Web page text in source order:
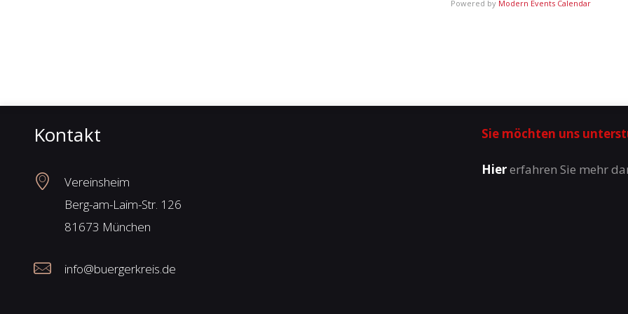
Powered by Modern Events Calendar
Kontakt
Vereinsheim
Berg-am-Laim-Str. 126
81673 München
info@buergerkreis.de
Sie möchten uns
Hiererfahren Sie mehr